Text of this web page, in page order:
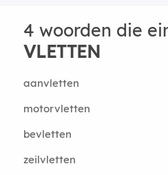
4 woorden die
VLETTEN
aanvletten
motorvletten
bevletten
zeilvletten